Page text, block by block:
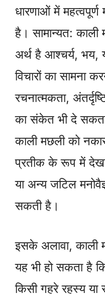
धारणाओं में
है। सामान्यत:
अर्थ है आश्चर्य, भय,
विचारों का सामना
रचनात्मकता,
का संकेत भी दे
काली मछली को
प्रतीक के रूप में
या अन्य जटिल
सकती है।
इसके अलावा, काली
यह भी हो सकता है
किसी गहरे रहस्य या